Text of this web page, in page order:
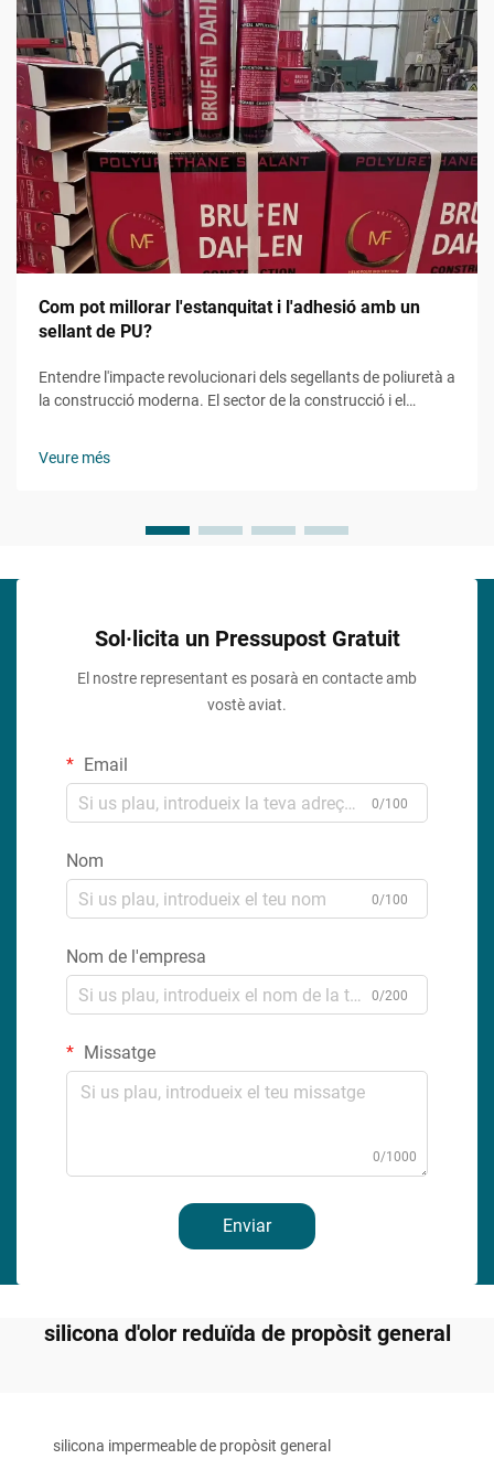
Com pot millorar l'estanquitat i l'adhesió amb un
sellant de PU?
Entendre l'impacte revolucionari dels segellants de poliuretà a
la construcció moderna. El sector de la construcció i el
Veure més
Sol·licita un Pressupost Gratuit
El nostre representant es posarà en contacte amb
vostè aviat.
Email
0/100
Nom
0/100
Nom de l'empresa
0/200
Missatge
0/1000
Enviar
silicona d'olor reduïda de propòsit general
silicona impermeable de propòsit general